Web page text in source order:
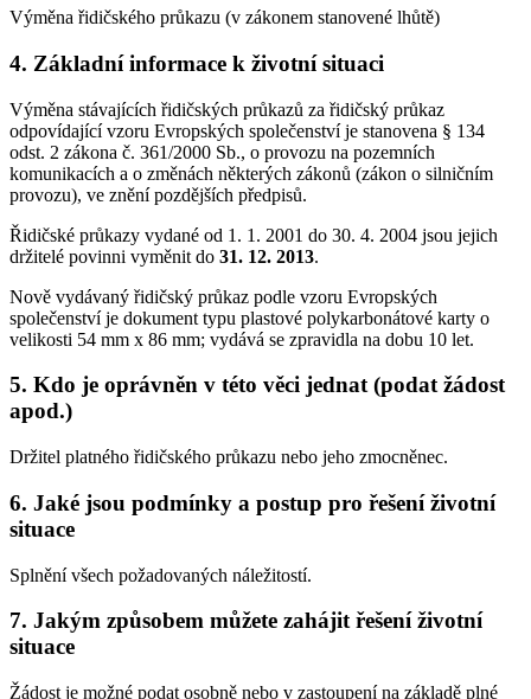
Výměna řidičského průkazu (v zákonem stanovené lhůtě)
4. Základní informace k životní situaci
Výměna stávajících řidičských průkazů za řidičský průkaz
odpovídající vzoru Evropských společenství je stanovena § 134
odst. 2 zákona č. 361/2000 Sb., o provozu na pozemních
komunikacích a o změnách některých zákonů (zákon o silničním
provozu), ve znění pozdějších předpisů.
Řidičské průkazy vydané od 1. 1. 2001 do 30. 4. 2004 jsou jejich
držitelé povinni vyměnit do 31. 12. 2013.
Nově vydávaný řidičský průkaz podle vzoru Evropských
společenství je dokument typu plastové polykarbonátové karty o
velikosti 54 mm x 86 mm; vydává se zpravidla na dobu 10 let.
5. Kdo je oprávněn v této věci jednat (podat žádost
apod.)
Držitel platného řidičského průkazu nebo jeho zmocněnec.
6. Jaké jsou podmínky a postup pro řešení životní
situace
Splnění všech požadovaných náležitostí.
7. Jakým způsobem můžete zahájit řešení životní
situace
Žádost je možné podat osobně nebo v zastoupení na základě plné